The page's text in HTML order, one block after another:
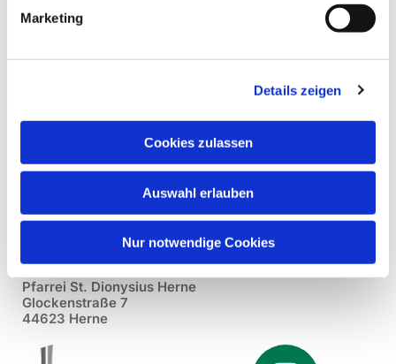
Marketing
Details zeigen
Cookies zulassen
Auswahl erlauben
Nur notwendige Cookies
Pfarrei St. Dionysius Herne
Glockenstraße 7
44623 Herne